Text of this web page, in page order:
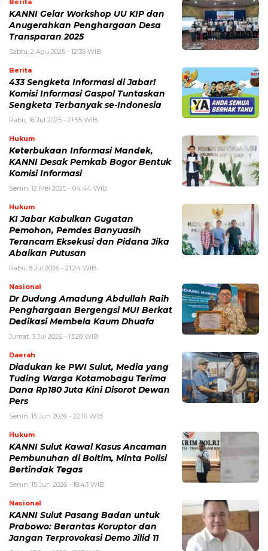
Berita
KANNI Gelar Workshop UU KIP dan
Anugerahkan Penghargaan Desa
Transparan 2025
Sabtu, 2 Agu 2025 - 12:35 WIB
Berita
433 Sengketa Informasi di Jabar!
Komisi Informasi Gaspol Tuntaskan
Sengketa Terbanyak se-Indonesia
Rabu, 16 Jul 2025 - 21:55 WIB
Hukum
Keterbukaan Informasi Mandek,
KANNI Desak Pemkab Bogor Bentuk
Komisi Informasi
Senin, 12 Mei 2025 - 04:44 WIB
Hukum
KI Jabar Kabulkan Gugatan
Pemohon, Pemdes Banyuasih
Terancam Eksekusi dan Pidana Jika
Abaikan Putusan
Rabu, 8 Jul 2026 - 21:24 WIB
Nasional
Dr Dudung Amadung Abdullah Raih
Penghargaan Bergengsi MUI Berkat
Dedikasi Membela Kaum Dhuafa
Jumat, 3 Jul 2026 - 13:28 WIB
Daerah
Diadukan ke PWI Sulut, Media yang
Tuding Warga Kotamobagu Terima
Dana Rp180 Juta Kini Disorot Dewan
Pers
Senin, 15 Jun 2026 - 22:16 WIB
Hukum
KANNI Sulut Kawal Kasus Ancaman
Pembunuhan di Boltim, Minta Polisi
Bertindak Tegas
Senin, 15 Jun 2026 - 18:43 WIB
Nasional
KANNI Sulut Pasang Badan untuk
Prabowo: Berantas Koruptor dan
Jangan Terprovokasi Demo Jilid 11